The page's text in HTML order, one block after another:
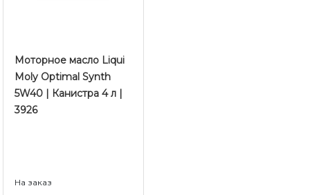
Моторное масло Liqui
Moly Optimal Synth
5W40 | Канистра 4 л |
3926
На заказ